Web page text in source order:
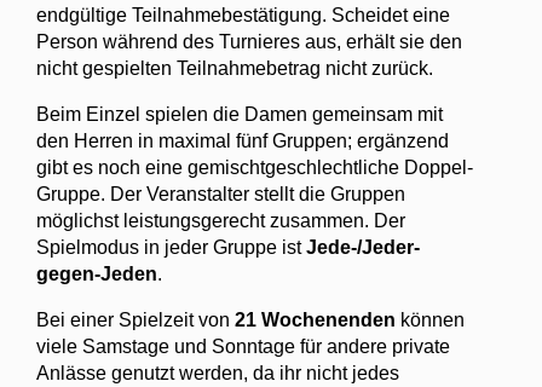
endgültige Teilnahmebestätigung. Scheidet eine
Person während des Turnieres aus, erhält sie den
nicht gespielten Teilnahmebetrag nicht zurück.
Beim Einzel spielen die Damen gemeinsam mit
den Herren in maximal fünf Gruppen; ergänzend
gibt es noch eine gemischtgeschlechtliche Doppel-
Gruppe. Der Veranstalter stellt die Gruppen
möglichst leistungsgerecht zusammen. Der
Spielmodus in jeder Gruppe istJede-/Jeder-
gegen-Jeden.
Bei einer Spielzeit von 21 Wochenenden können
viele Samstage und Sonntage für andere private
Anlässe genutzt werden, da ihr nicht jedes